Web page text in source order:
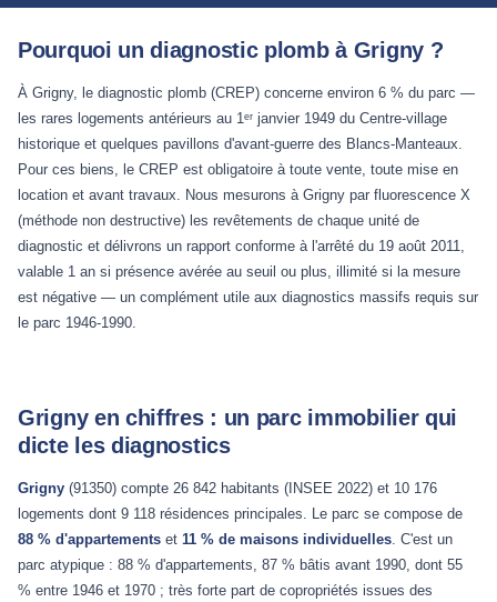
Pourquoi un diagnostic plomb à Grigny ?
À Grigny, le diagnostic plomb (CREP) concerne environ 6 % du parc —
les rares logements antérieurs au 1ᵉʳ janvier 1949 du Centre-village
historique et quelques pavillons d'avant-guerre des Blancs-Manteaux.
Pour ces biens, le CREP est obligatoire à toute vente, toute mise en
location et avant travaux. Nous mesurons à Grigny par fluorescence X
(méthode non destructive) les revêtements de chaque unité de
diagnostic et délivrons un rapport conforme à l'arrêté du 19 août 2011,
valable 1 an si présence avérée au seuil ou plus, illimité si la mesure
est négative — un complément utile aux diagnostics massifs requis sur
le parc 1946-1990.
Grigny en chiffres : un parc immobilier qui
dicte les diagnostics
Grigny (91350) compte 26 842 habitants (INSEE 2022) et 10 176
logements dont 9 118 résidences principales. Le parc se compose de
88 % d'appartements et 11 % de maisons individuelles. C'est un
parc atypique : 88 % d'appartements, 87 % bâtis avant 1990, dont 55
% entre 1946 et 1970 ; très forte part de copropriétés issues des